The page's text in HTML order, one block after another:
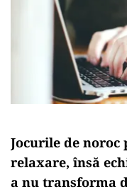
Jocurile de
relaxare, însă
a nu transforma